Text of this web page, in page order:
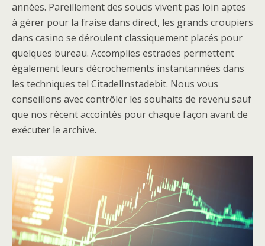
années. Pareillement des soucis vivent pas loin aptes
à gérer pour la fraise dans direct, les grands croupiers
dans casino se déroulent classiquement placés pour
quelques bureau. Accomplies estrades permettent
également leurs décrochements instantannées dans
les techniques tel CitadelInstadebit. Nous vous
conseillons avec contrôler les souhaits de revenu sauf
que nos récent accointés pour chaque façon avant de
exécuter le archive.